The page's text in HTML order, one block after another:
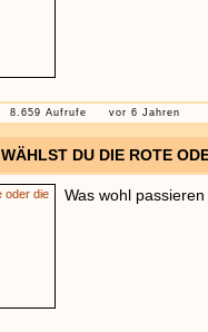
8.659 Aufrufe vor 6 Jahren
WÄHLST DU DIE ROTE
Was wohl